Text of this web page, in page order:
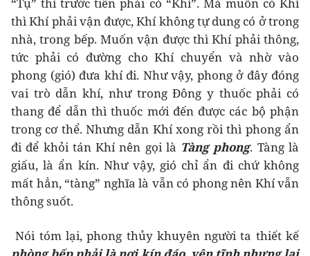
thì Khí phải vận được, Khí không tự dung có ở trong
nhà, trong bếp. Muốn vận được thì Khí phải thông,
tức phải có đường cho Khí chuyển và nhờ vào
phong (gió) đưa khí đi. Như vậy, phong ở đây đóng
vai trò dẫn khí, như trong Đông y thuốc phải có
thang để dẫn thì thuốc mới đến được các bộ phận
trong cơ thể. Nhưng dẫn Khí xong rồi thì phong ẩn
đi để khỏi tán Khí nên gọi là Tàng phong. Tàng là
giấu, là ẩn kín. Như vậy, gió chỉ ẩn đi chứ không
mất hẳn, “tàng” nghĩa là vẫn có phong nên Khí vẫn
thông suốt.
Nói tóm lại, phong thủy khuyên người ta thiết kế